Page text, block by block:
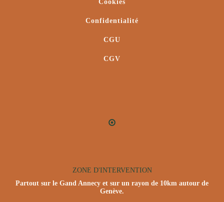
Cookies
Confidentialité
CGU
CGV
ZONE D'INTERVENTION
Partout sur le Gand Annecy et sur un rayon de 10km autour de
Genève.